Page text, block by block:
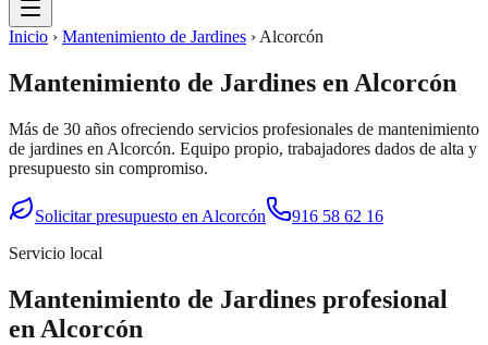
Inicio › Mantenimiento de Jardines › Alcorcón
Mantenimiento de Jardines enAlcorcón
Más de 30 años ofreciendo servicios profesionales de mantenimiento
de jardines en Alcorcón. Equipo propio, trabajadores dados de alta y
presupuesto sin compromiso.
Solicitar presupuesto en Alcorcón
916 58 62 16
Servicio local
Mantenimiento de Jardines profesional
en Alcorcón